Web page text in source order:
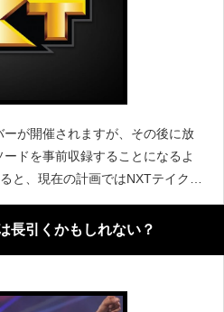
が開催されますが、その後に放
ドを事前収録することになるよ
と、現在の計画ではNXTテイクオ
日(月)に収録したエピソードを8
なると伝えていま
長引くかもしれない？